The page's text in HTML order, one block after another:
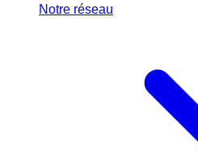
Notre réseau